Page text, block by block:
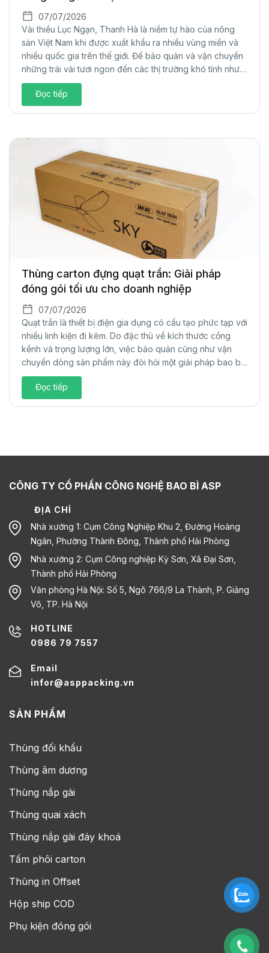
07/07/2026
Vải thiều Lục Ngạn, Thanh Hà là niềm tự hào của nông
sản Việt Nam khi được xuất khẩu ra nhiều vùng miền và
nhiều quốc gia trên thế giới. Để bảo quản và vận chuyển
những trái vải tươi ngon đến các thị trường khó tính như
châu Âu, Mỹ hay Nhật Bản…thì bao...
Đọc tiếp
Thùng carton đựng quạt trần: Giải pháp
đóng gói tối ưu cho doanh nghiệp
07/07/2026
Quạt trần là thiết bị điện gia dụng có cấu tạo phức tạp với
nhiều linh kiện đi kèm. Do đặc thù về kích thước cồng
kềnh và trọng lượng lớn, việc bảo quản cũng như vận
chuyển dòng sản phẩm này đòi hỏi một giải pháp bao bì
cực kỳ chắc chắn. Thùng carton...
Đọc tiếp
CÔNG TY CỔ PHẦN CÔNG NGHỆ BAO BÌ ASP
ĐỊA CHỈ
Nhà xưởng 1: Cụm Công Nghiệp Khu 2, Đường Hoàng
Ngân, Phường Thành Đông, Thành phố Hải Phòng
Nhà xưởng 2: Cụm Công nghiệp Kỳ Sơn, Xã Đại Sơn,
Thành phố Hải Phòng
Văn phòng Hà Nội: Số 5, Ngõ 766/9 La Thành, P. Giảng
Võ, TP. Hà Nội
HOTLINE
0986 79 7557
Email
infor@asppacking.vn
SẢN PHẨM
Thùng đối khẩu
Thùng âm dương
Thùng nắp gài
Thùng quai xách
Thùng nắp gài đáy khoá
Tấm phôi carton
Thùng in Offset
Hộp ship COD
Phụ kiện đóng gói